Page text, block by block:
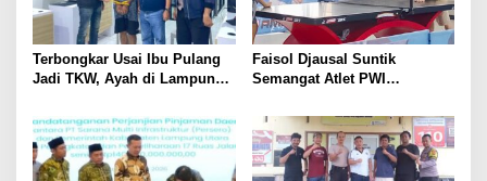
Terbongkar Usai Ibu Pulang
Jadi TKW, Ayah di Lampung
Kandung Selama Empat
Tahun, Nyaris Diamuk Massa
Faisol Djausal Suntik
Semangat Atlet PWI
Meja Porwanas Bidik Prestasi
Nasional